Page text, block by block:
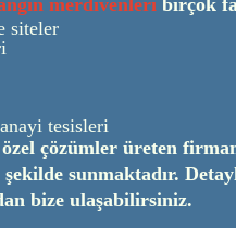
merdivenleri birçok
siteler
tesisleri
çözümler üreten
sunmaktadır.
bize ulaşabilirsiniz.